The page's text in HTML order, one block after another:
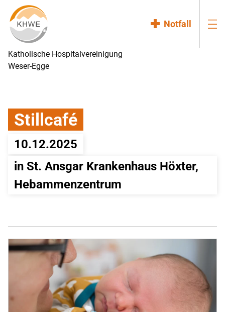
Katholische Hospitalvereinigung
Weser-Egge
Notfall
Stillcafé
10.12.2025
in St. Ansgar Krankenhaus Höxter,
Hebammenzentrum